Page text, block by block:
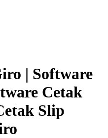
| Software
Cetak
Slip